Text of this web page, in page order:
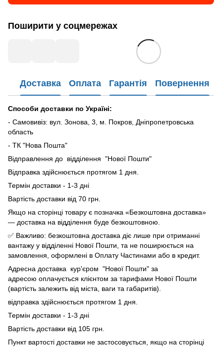
Поширити у соцмережах
Доставка Оплата Гарантія Повернення
Способи доставки по Україні:
- Самовивіз: вул. Зонова, 3, м. Покров, Дніпропетровська
область
- ТК "Нова Пошта"
Відправлення до відділення "Нової Пошти"
Відправка здійснюється протягом 1 дня.
Термін доставки - 1-3 дні
Вартість доставки від 70 грн.
Якщо на сторінці товару є позначка «Безкоштовна доставка»
— доставка на відділення буде безкоштовною.
✅ Важливо: безкоштовна доставка діє лише при отриманні
вантажу у відділенні Нової Пошти, та не поширюється на
замовлення, оформлені в Оплату Частинами або в кредит.
Адресна доставка кур'єром "Нової Пошти" за
адресою оплачується клієнтом за тарифами Нової Пошти
(вартість залежить від міста, ваги та габаритів).
відправка здійснюється протягом 1 дня.
Термін доставки - 1-3 дні
Вартість доставки від 105 грн.
Пункт вартості доставки не застосовується, якщо на сторінці